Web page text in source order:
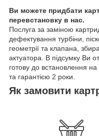
Ви можете придбати
перевстановку в нас.
Послуга за заміною
дефектування турбіни,
геометрії та клапана,
актуатора. В підсумку Ви
готову до встановлення на
та гарантією 2 роки.
Як замовити